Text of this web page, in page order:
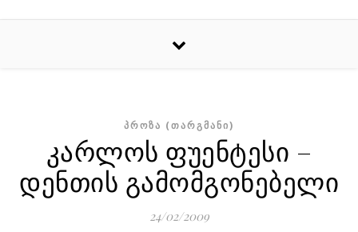
ᲞᲠᲝᲖᲐ (ᲗᲐᲠᲒᲛᲐᲜᲘ)
კარლოს ფუენტესი –
დენთის გამომგონებელი
24/02/2009